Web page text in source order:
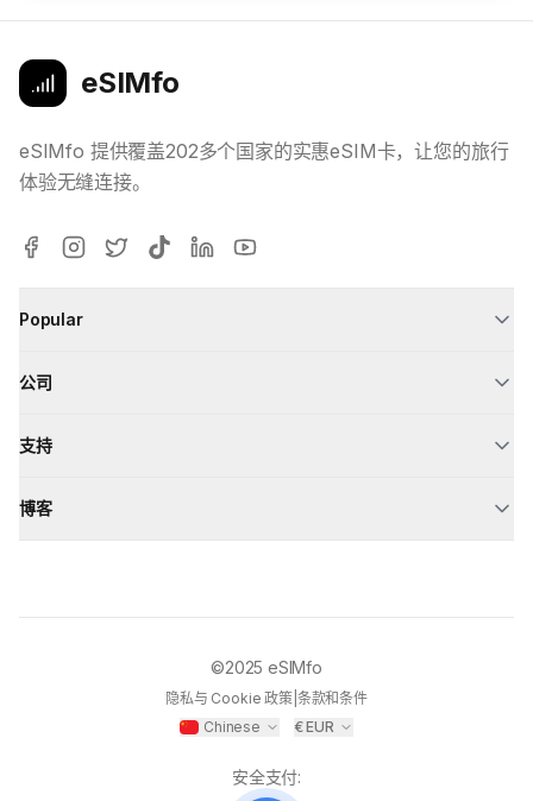
eSIMfo
eSIMfo 提供覆盖202多个国家的实惠eSIM卡，让您的旅行
体验无缝连接。
Popular
公司
支持
博客
©2025 eSIMfo
隐私与 Cookie 政策| 条款和条件
Chinese
€EUR
安全支付: